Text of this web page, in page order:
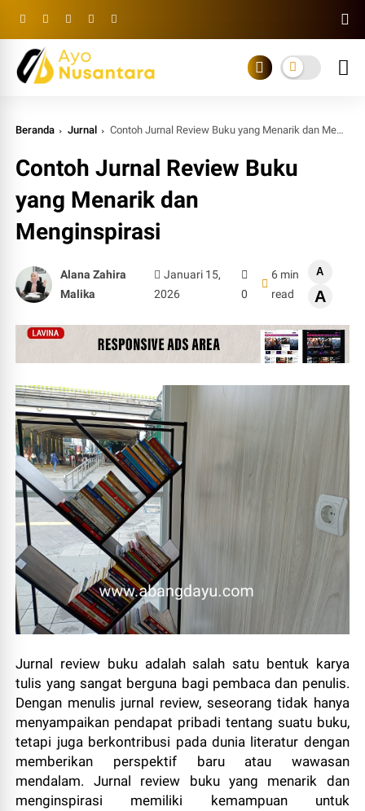
Beranda Jurnal Contoh Jurnal Review Buku yang Menarik dan Menginspirasi
Contoh Jurnal Review Buku
yang Menarik dan
Menginspirasi
Alana Zahira
Malika
Januari 15,
2026
0
6 min
read
A
A
Jurnal review buku adalah salah satu bentuk karya
tulis yang sangat berguna bagi pembaca dan penulis.
Dengan menulis jurnal review, seseorang tidak hanya
menyampaikan pendapat pribadi tentang suatu buku,
tetapi juga berkontribusi pada dunia literatur dengan
memberikan perspektif baru atau wawasan
mendalam. Jurnal review buku yang menarik dan
menginspirasi memiliki kemampuan untuk